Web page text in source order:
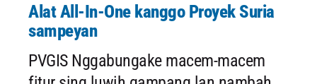
Alat All-In-One kanggo Proyek Suria
sampeyan
PVGIS Nggabungake macem-macem